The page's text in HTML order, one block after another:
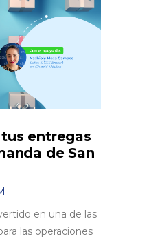
entregas
de San
en una de las
las operaciones